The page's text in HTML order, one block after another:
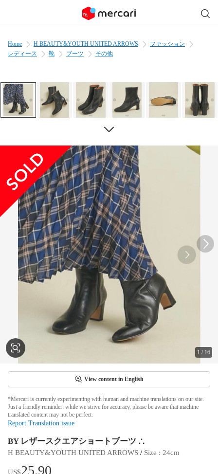
Home H BEAUTY&YOUTH UNITED ARROWS
ファッション
レディース
靴 ブーツ その他
1 / 16
View content in English
*Mercari is currently experimenting with human and machine translations on our site.
Just a friendly reminder: while we strive for accuracy, please be aware that machine
translated content may not be perfect.
Report Translation issue
BY レザースクエアショートブーツ ∴
H BEAUTY&YOUTH UNITED ARROWS / Size : 24cm
US$25.90